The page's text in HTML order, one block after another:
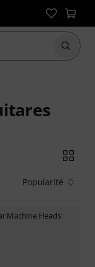
Popularité
Machine Heads